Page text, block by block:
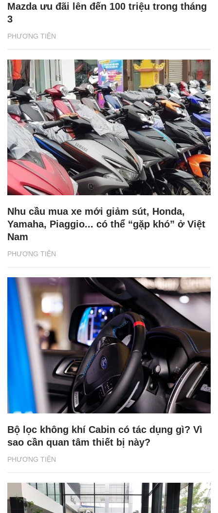
PHƯƠNG TIỆN
Mazda ưu đãi lên đến 100 triệu trong tháng
3
PHƯƠNG TIỆN
Nhu cầu mua xe mới giảm sút, Honda,
Yamaha, Piaggio... có thể “gặp khó” ở Việt
Nam
PHƯƠNG TIỆN
Bộ lọc không khí Cabin có tác dụng gì? Vì
sao cần quan tâm thiết bị này?